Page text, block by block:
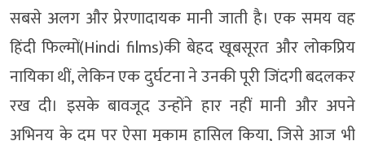
सबसे अलग और प्रेरणादायक मानी जाती है। एक समय वह
हिंदी फिल्मों(Hindi films)की बेहद खूबसूरत और लोकप्रिय
नायिका थीं, लेकिन एक दुर्घटना ने उनकी पूरी जिंदगी बदलकर
रख दी। इसके बावजूद उन्होंने हार नहीं मानी और अपने
अभिनय के दम पर ऐसा मुकाम हासिल किया, जिसे आज भी